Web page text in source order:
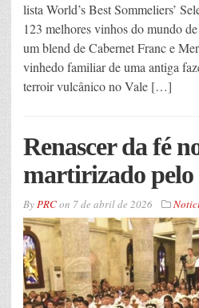
lista World’s Best Sommeliers’
123 melhores vinhos do mundo
um blend de Cabernet Franc e
vinhedo familiar de uma antiga
terroir vulcânico no Vale […]
Renascer da fé
martirizado pelo
ByPRCon 7 de abril de 2026